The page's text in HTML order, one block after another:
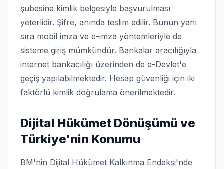
şubesine kimlik belgesiyle başvurulması
yeterlidir. Şifre, anında teslim edilir. Bunun yanı
sıra mobil imza ve e-imza yöntemleriyle de
sisteme giriş mümkündür. Bankalar aracılığıyla
internet bankacılığı üzerinden de e-Devlet'e
geçiş yapılabilmektedir. Hesap güvenliği için iki
faktörlü kimlik doğrulama önerilmektedir.
Dijital Hükümet Dönüşümü ve
Türkiye'nin Konumu
BM'nin Dijital Hükümet Kalkınma Endeksi'nde